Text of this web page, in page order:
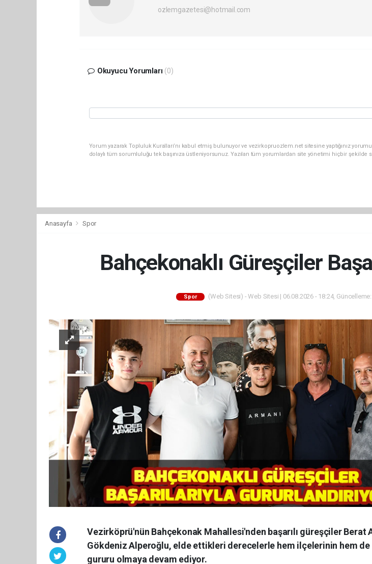
ozlemgazetesi@hotmail.com
Okuyucu Yorumları (0)
Yorum yazarak Topluluk Kuralları’nı kabul etmiş bulunuyor ve vezirkopruozlem.net sitesine yaptığınız
dolaylı tüm sorumluluğu tek başınıza üstleniyorsunuz. Yazılan tüm yorumlardan site yönetimi hiçbir şekilde
Anasayfa Spor
Bahçekonaklı Güreşçiler
Spor (Web Sitesi) - Web Sitesi | 06.08.2026 - 18:24,
Vezirköprü'nün Bahçekonak Mahallesi'nden başarılı güreşçiler Berat
Gökdeniz Alperoğlu, elde ettikleri derecelerle hem ilçelerinin hem
gururu olmaya devam ediyor.